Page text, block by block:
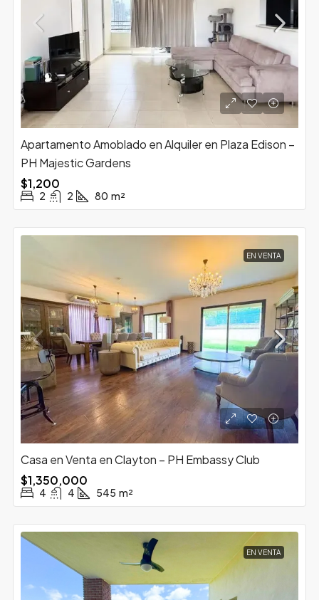
Apartamento Amoblado en Alquiler en Plaza Edison –
PH Majestic Gardens
$1,200
2 2 80 m²
EN VENTA
Casa en Venta en Clayton – PH Embassy Club
$1,350,000
4 4 545 m²
EN VENTA